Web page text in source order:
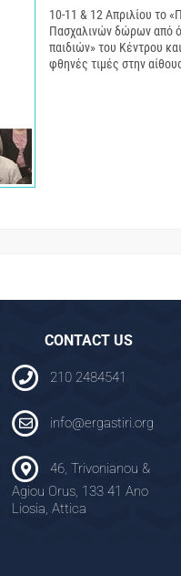
10-11 & 12 Απριλίου τo
Πασχαλινών δώρων από
παιδιών» του Κέντρου
φθηνές τιμές στην
CONTACT US
210 2484541
info@ergastiri.org
46, Trivonianou &
Agiou Orus, 133 41 Ano
Liosia, Attica